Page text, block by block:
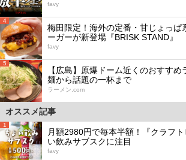
favy
4
梅田限定！海外の定番・甘じょっぱ
ーガーが新登場『BRISK STAND』
favy
5
【広島】原爆ドーム近くのおすす
麺から話題の一杯まで
ラーメン.com
オススメ記事
1
月額2980円で毎本半額！『クラフ
い飲みサブスクに注目
favy